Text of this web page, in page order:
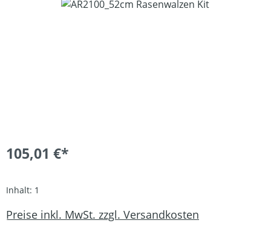
Bildergalerie überspringen
105,01 €*
Inhalt: 1
Preise inkl. MwSt. zzgl. Versandkosten